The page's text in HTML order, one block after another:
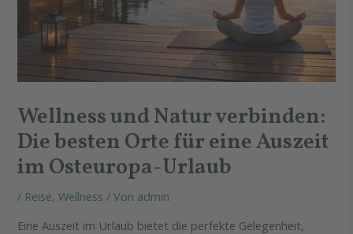
Wellness und Natur verbinden:
Die besten Orte für eine Auszeit
im Osteuropa-Urlaub
/ Reise,Wellness / Von admin
Eine Auszeit im Urlaub bietet die perfekte Gelegenheit,